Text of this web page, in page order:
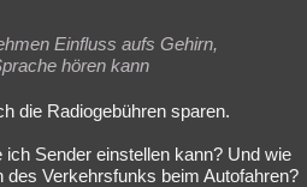
Einfluss aufs Gehirn,
hören kann
die Radiogebühren sparen.
Sender einstellen kann? Und wie
des Verkehrsfunks beim Autofahren?